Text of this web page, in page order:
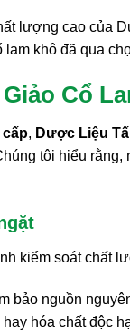
lam khô đã qua
Cổ
cấp, Dược Liệu
tôi hiểu
kiểm soát chất
bảo nguồn
hóa chất độc